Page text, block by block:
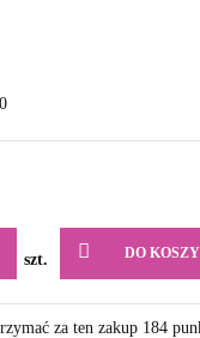
szt. DO
za ten zakup 184